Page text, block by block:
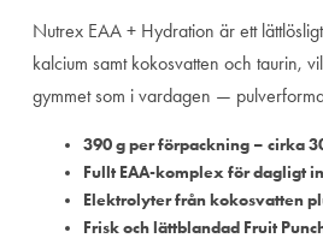
Nutrex EAA + Hydration är ett
kalcium samt kokosvatten och taurin,
gymmet som i vardagen —
390 g per förpackning – cirka
Fullt EAA-komplex för dagligt
Elektrolyter från kokosvatten
Frisk och lättblandad Fruit